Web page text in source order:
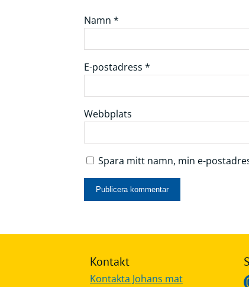
Namn *
E-postadress *
Webbplats
Spara mitt namn, min e-
Kontakt
Kontakta Johans mat